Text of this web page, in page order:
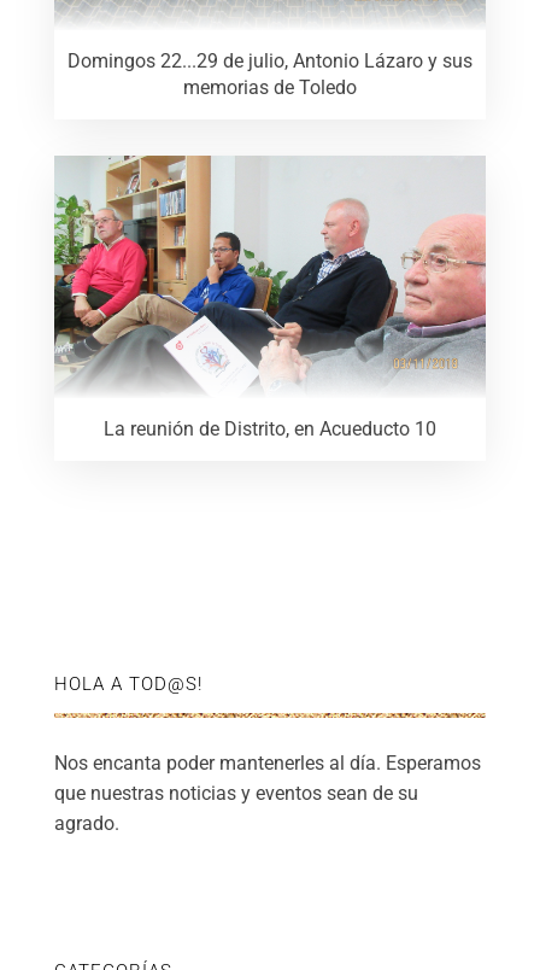
Domingos 22...29 de julio, Antonio Lázaro y sus
memorias de Toledo
La reunión de Distrito, en Acueducto 10
HOLA A TOD@S!
Nos encanta poder mantenerles al día. Esperamos
que nuestras noticias y eventos sean de su
agrado.